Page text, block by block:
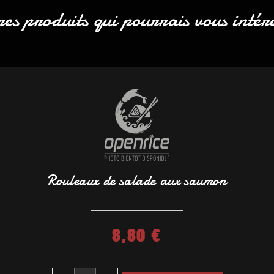
produits qui pourrais vous
Rouleaux de salade aux saumon
8,80€